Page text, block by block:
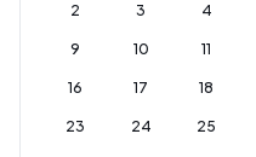
2 3 4
9 10 11
16 17 18
23 24 25